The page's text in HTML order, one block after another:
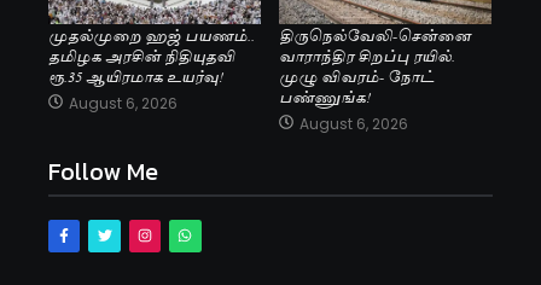
முதல்முறை ஹஜ் பயணம்..
தமிழக அரசின் நிதியுதவி
ரூ.35 ஆயிரமாக உயர்வு!
August 6, 2026
திருநெல்வேலி-சென்னை
வாராந்திர சிறப்பு ரயில்.
முழு விவரம்- நோட்
பண்ணுங்க!
August 6, 2026
Follow Me